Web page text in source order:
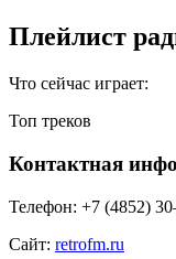
Плейлист
Что сейчас играет:
Топ треков
Контактная
Телефон: +7 (4852)
Сайт: retrofm.ru